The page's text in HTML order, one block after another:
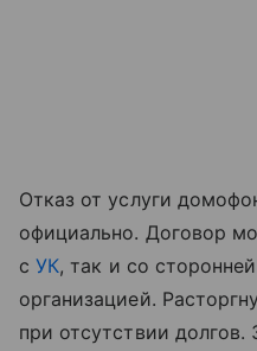
Отказ от услуги
официально. Договор
сУК, так и со
организацией.
при отсутствии